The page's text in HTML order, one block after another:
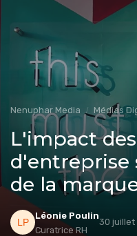
Nenuphar Media Médias
L'impact
d'entreprise
de la
Léonie Poulin
Curatrice RH
30 juillet